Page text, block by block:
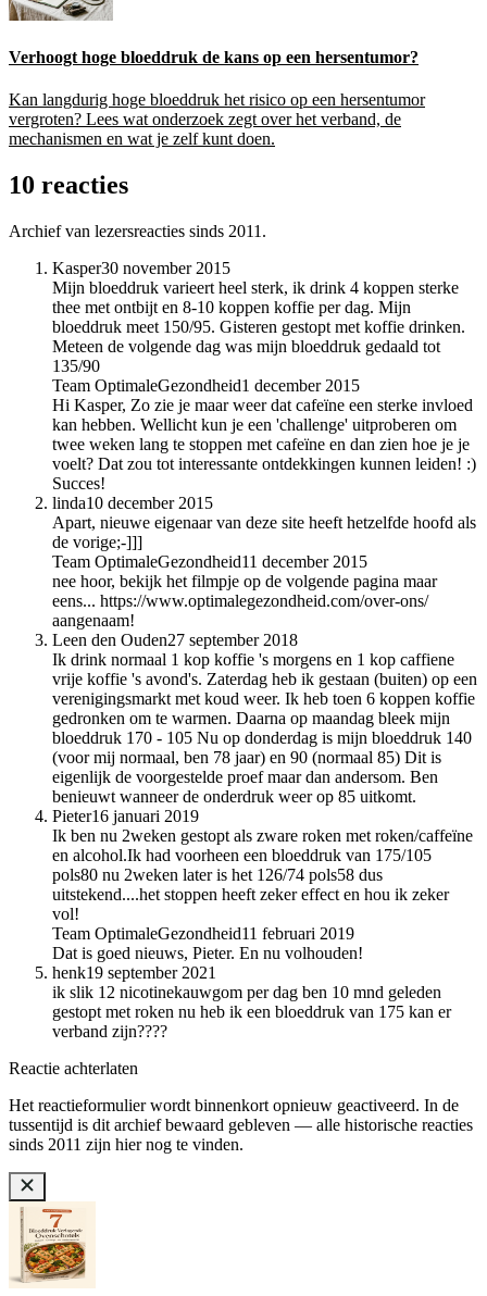
Verhoogt hoge bloeddruk de kans op een hersentumor?
Kan langdurig hoge bloeddruk het risico op een hersentumor
vergroten? Lees wat onderzoek zegt over het verband, de
mechanismen en wat je zelf kunt doen.
10 reacties
Archief van lezersreacties sinds 2011.
Kasper30 november 2015
Mijn bloeddruk varieert heel sterk, ik drink 4 koppen sterke
thee met ontbijt en 8-10 koppen koffie per dag. Mijn
bloeddruk meet 150/95. Gisteren gestopt met koffie drinken.
Meteen de volgende dag was mijn bloeddruk gedaald tot
135/90
Team OptimaleGezondheid1 december 2015
Hi Kasper, Zo zie je maar weer dat cafeïne een sterke invloed
kan hebben. Wellicht kun je een 'challenge' uitproberen om
twee weken lang te stoppen met cafeïne en dan zien hoe je je
voelt? Dat zou tot interessante ontdekkingen kunnen leiden! :)
Succes!
linda10 december 2015
Apart, nieuwe eigenaar van deze site heeft hetzelfde hoofd als
de vorige;-]]]
Team OptimaleGezondheid11 december 2015
nee hoor, bekijk het filmpje op de volgende pagina maar
eens... https://www.optimalegezondheid.com/over-ons/
aangenaam!
Leen den Ouden27 september 2018
Ik drink normaal 1 kop koffie 's morgens en 1 kop caffiene
vrije koffie 's avond's. Zaterdag heb ik gestaan (buiten) op een
verenigingsmarkt met koud weer. Ik heb toen 6 koppen koffie
gedronken om te warmen. Daarna op maandag bleek mijn
bloeddruk 170 - 105 Nu op donderdag is mijn bloeddruk 140
(voor mij normaal, ben 78 jaar) en 90 (normaal 85) Dit is
eigenlijk de voorgestelde proef maar dan andersom. Ben
benieuwt wanneer de onderdruk weer op 85 uitkomt.
Pieter16 januari 2019
Ik ben nu 2weken gestopt als zware roken met roken/caffeïne
en alcohol.Ik had voorheen een bloeddruk van 175/105
pols80 nu 2weken later is het 126/74 pols58 dus
uitstekend....het stoppen heeft zeker effect en hou ik zeker
vol!
Team OptimaleGezondheid11 februari 2019
Dat is goed nieuws, Pieter. En nu volhouden!
henk19 september 2021
ik slik 12 nicotinekauwgom per dag ben 10 mnd geleden
gestopt met roken nu heb ik een bloeddruk van 175 kan er
verband zijn????
Reactie achterlaten
Het reactieformulier wordt binnenkort opnieuw geactiveerd. In de
tussentijd is dit archief bewaard gebleven — alle historische reacties
sinds 2011 zijn hier nog te vinden.